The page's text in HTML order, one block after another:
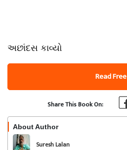
અછાંદસ કાવ્યો
Read Free
Share This Book On:
About Author
Suresh Lalan